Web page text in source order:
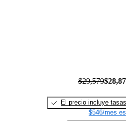
$29,579
El precio incluye tasas
$546/mes